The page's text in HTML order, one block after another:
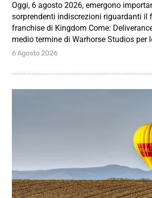
Oggi, 6 agosto 2026, emergono
sorprendenti indiscrezioni riguardanti il
franchise di Kingdom Come:
medio termine di Warhorse Studios per
6 Agosto 2026